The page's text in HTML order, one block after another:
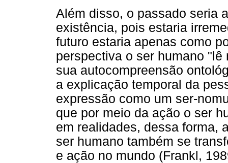
Além disso, o passado seria
existência, pois estaria
futuro estaria apenas como
perspectiva o ser humano
sua autocompreensão
a explicação temporal da
expressão como um ser-
que por meio da ação o ser
em realidades, dessa forma,
ser humano também se
e ação no mundo (Frankl,